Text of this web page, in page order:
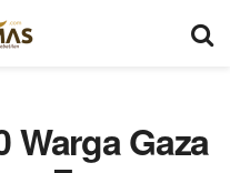
Warga Gaza